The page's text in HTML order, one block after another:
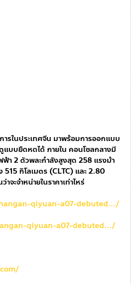
รในประเทศจีน มาพร้อมการออกแบบ
แบบยืดหดได้ ภายใน คอนโซลกลางมี
า 2 ตัวพละกำลังสูงสุด 258 แรงม้า
กิโลเมตร (CLTC) และ 2.80
จะจำหน่ายในราคาเท่าไหร่
qiyuan-a07-debuted.../
qiyuan-a07-debuted.../